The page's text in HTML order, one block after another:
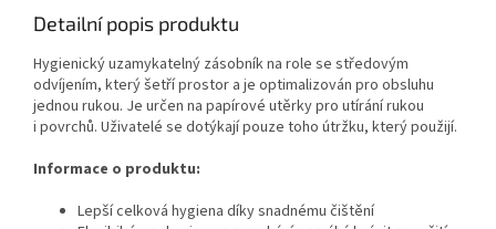
Detailní popis produktu
Hygienický uzamykatelný zásobník na role se středovým
odvíjením, který šetří prostor a je optimalizován pro obsluhu
jednou rukou. Je určen na papírové utěrky pro utírání rukou
i povrchů. Uživatelé se dotýkají pouze toho útržku, který použijí.
Informace o produktu:
Lepší celková hygiena díky snadnému čištění